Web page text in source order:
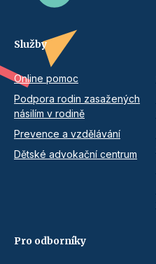
Služby
Online pomoc
Podpora rodin zasažených
násilím v rodině
Prevence a vzdělávání
Dětské advokační centrum
Pro odborníky